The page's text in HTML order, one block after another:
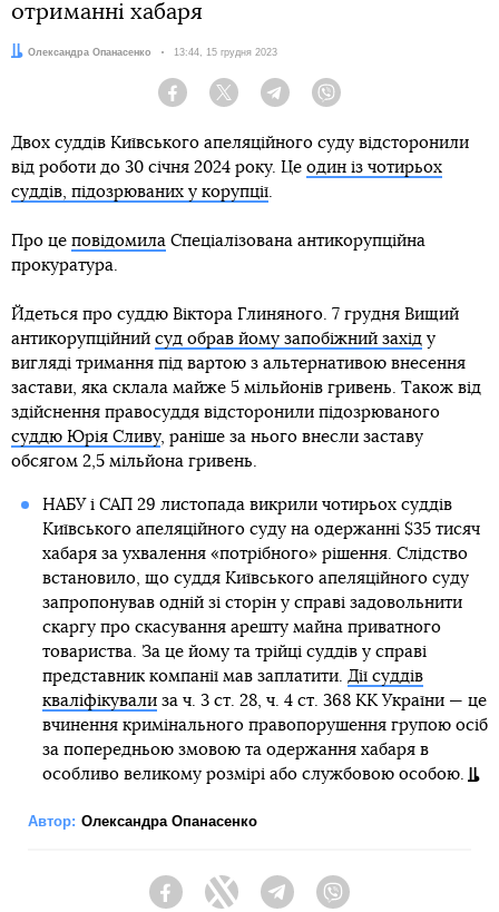
отриманні хабаря
Автор:
Олександра Опанасенко Дата:
13:44, 15 грудня 2023
Facebook Twitter Telegram
Двох суддів Київського апеляційного суду відсторонили
від роботи до 30 січня 2024 року. Це один із чотирьох
суддів, підозрюваних у корупції.
Про це повідомила Спеціалізована антикорупційна
прокуратура.
Йдеться про суддю Віктора Глиняного. 7 грудня Вищий
антикорупційний суд обрав йому запобіжний захід у
вигляді тримання під вартою з альтернативою внесення
застави, яка склала майже 5 мільйонів гривень. Також від
здійснення правосуддя відсторонили підозрюваного
суддю Юрія Сливу, раніше за нього внесли заставу
обсягом 2,5 мільйона гривень.
НАБУ і САП 29 листопада викрили чотирьох суддів
Київського апеляційного суду на одержанні $35 тисяч
хабаря за ухвалення «потрібного» рішення. Слідство
встановило, що суддя Київського апеляційного суду
запропонував одній зі сторін у справі задовольнити
скаргу про скасування арешту майна приватного
товариства. За це йому та трійці суддів у справі
представник компанії мав заплатити. Дії суддів
кваліфікувализа ч. 3 ст. 28, ч. 4 ст. 368 КК України — це
вчинення кримінального правопорушення групою осіб
за попередньою змовою та одержання хабаря в
особливо великому розмірі або службовою особою.
Автор: Олександра Опанасенко
FacebookTwitter Telegram